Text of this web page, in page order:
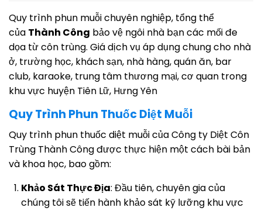
Quy trình phun muỗi chuyên nghiệp, tổng thể
của Thành Công bảo vệ ngôi nhà bạn các mối đe
dọa từ côn trùng. Giá dịch vụ áp dụng chung cho nhà
ở, trường học, khách sạn, nhà hàng, quán ăn, bar
club, karaoke, trung tâm thương mại, cơ quan trong
khu vực huyện Tiên Lữ, Hưng Yên
Quy Trình Phun Thuốc Diệt Muỗi
Quy trình phun thuốc diệt muỗi của Công ty Diệt Côn
Trùng Thành Công được thực hiện một cách bài bản
và khoa học, bao gồm:
Khảo Sát Thực Địa: Đầu tiên, chuyên gia của
chúng tôi sẽ tiến hành khảo sát kỹ lưỡng khu vực